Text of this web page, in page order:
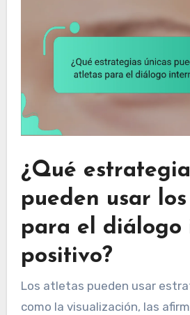
¿Qué
pueden usar
para el diálogo
positivo?
Los atletas pueden usar
como la visualización, las